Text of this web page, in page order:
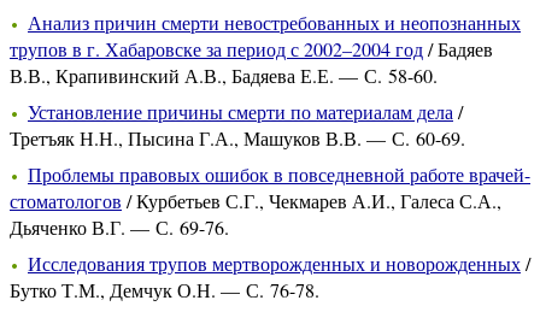
Анализ причин смерти невостребованных и неопознанных
трупов в г. Хабаровске за период с 2002–2004 год/ Бадяев
В.В., Крапивинский А.В., Бадяева Е.Е. — С. 58-60.
Установление причины смерти по материалам дела /
Третъяк Н.Н., Пысина Г.А., Машуков В.В. — С. 60-69.
Проблемы правовых ошибок в повседневной работе врачей-
стоматологов / Курбетьев С.Г., Чекмарев А.И., Галеса С.А.,
Дьяченко В.Г. — С. 69-76.
Исследования трупов мертворожденных и новорожденных/
Бутко Т.М., Демчук О.Н. — С. 76-78.